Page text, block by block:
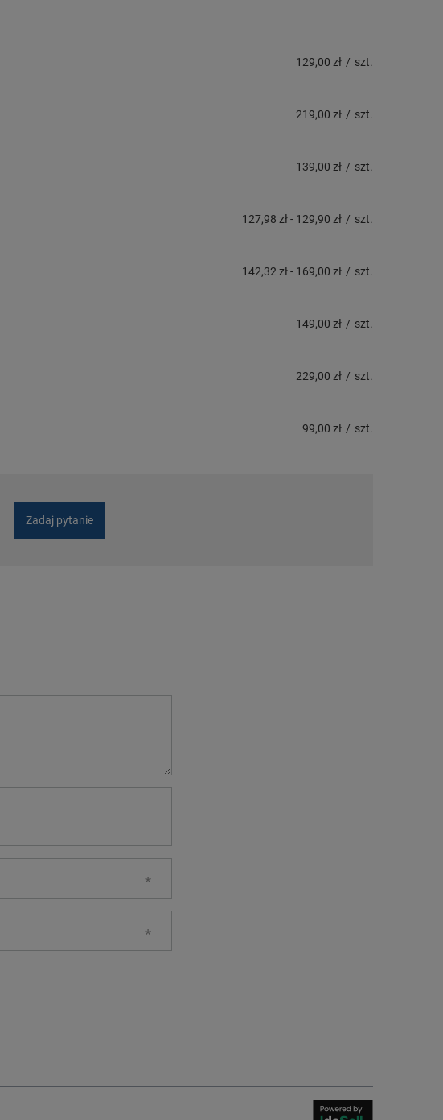
129,00 zł / szt.
219,00 zł / szt.
139,00 zł / szt.
127,98 zł- 129,90 zł / szt.
142,32 zł- 169,00 zł / szt.
149,00 zł / szt.
229,00 zł / szt.
99,00 zł / szt.
Zadaj pytanie